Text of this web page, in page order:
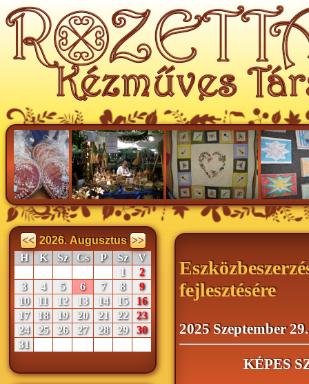
<< 2026. Augusztus >>
H
K Sz Cs P Sz
V
1
2
3
4 5 6 7 8
9
10
11 12 13 14 15
16
17
18 19 20 21 22
23
24
25 26 27 28 29
30
31
fejlesztésére
2025 Szeptember 29.
KÉPES